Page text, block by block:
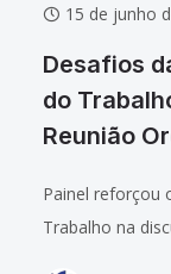
15 de junho
Desafios
do
Reunião
Painel reforçou
Trabalho na